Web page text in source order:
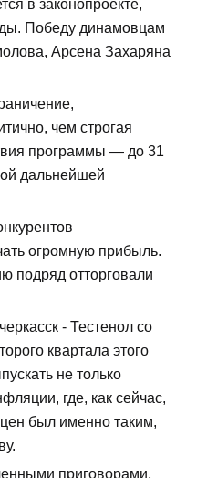
в законопроекте,
Победу динамовцам
Арсена Захаряна
чем строгая
программы — до 31
дальнейшей
огромную прибыль.
подряд отторговали
- Тестенол со
квартала этого
не только
где, как сейчас,
был именно таким,
приговорами,